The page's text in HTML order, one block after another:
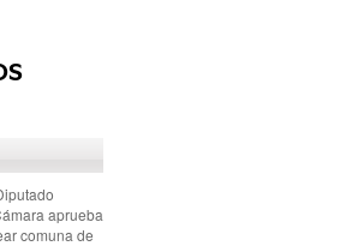
aprueba
comuna de